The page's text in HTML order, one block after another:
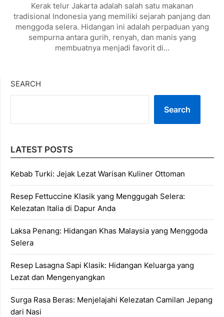
Kerak telur Jakarta adalah salah satu makanan
tradisional Indonesia yang memiliki sejarah panjang dan
menggoda selera. Hidangan ini adalah perpaduan yang
sempurna antara gurih, renyah, dan manis yang
membuatnya menjadi favorit di…
SEARCH
Search
LATEST POSTS
Kebab Turki: Jejak Lezat Warisan Kuliner Ottoman
Resep Fettuccine Klasik yang Menggugah Selera:
Kelezatan Italia di Dapur Anda
Laksa Penang: Hidangan Khas Malaysia yang Menggoda
Selera
Resep Lasagna Sapi Klasik: Hidangan Keluarga yang
Lezat dan Mengenyangkan
Surga Rasa Beras: Menjelajahi Kelezatan Camilan Jepang
dari Nasi